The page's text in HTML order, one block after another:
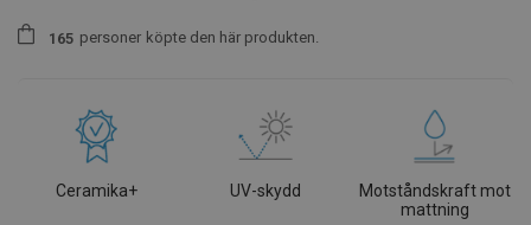
1 65 personer köpte den här produkten.
Ceramika+ UV-skydd
Motståndskraft mot
mattning